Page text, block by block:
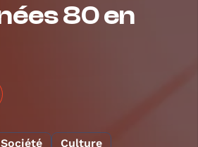
80 en
Société
Culture